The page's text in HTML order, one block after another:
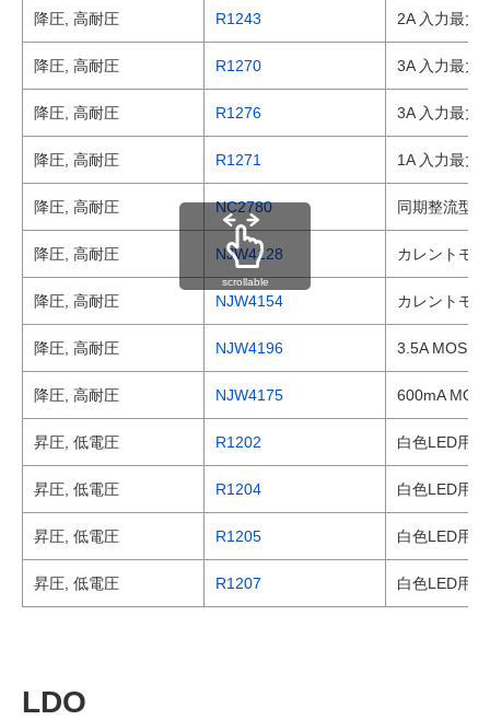
降圧, 高耐圧 R1243 2A 入力最大
降圧, 高耐圧 R1270 3A 入力最大
降圧, 高耐圧 R1276 3A 入力最大
降圧, 高耐圧 R1271 1A 入力最大
降圧, 高耐圧 NC2780 同期整流型
降圧, 高耐圧 NJW4128 カレントモ
降圧, 高耐圧 NJW4154 カレントモ
降圧, 高耐圧 NJW4196 3.5A
降圧, 高耐圧 NJW4175 600mA
昇圧, 低電圧 R1202 白色LED用/
昇圧, 低電圧 R1204 白色LED用/
昇圧, 低電圧 R1205 白色LED用/
昇圧, 低電圧 R1207 白色LED用/
scrollable
LDO